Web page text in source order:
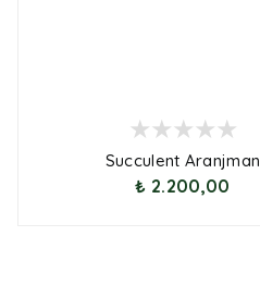
Succulent Aranjman
₺ 2.200,00